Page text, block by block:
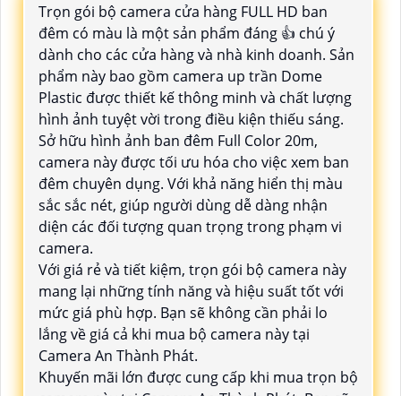
Trọn gói bộ camera cửa hàng FULL HD ban
đêm có màu là một sản phẩm đáng 👍 chú ý
dành cho các cửa hàng và nhà kinh doanh. Sản
phẩm này bao gồm camera up trần Dome
Plastic được thiết kế thông minh và chất lượng
hình ảnh tuyệt vời trong điều kiện thiếu sáng.
Sở hữu hình ảnh ban đêm Full Color 20m,
camera này được tối ưu hóa cho việc xem ban
đêm chuyên dụng. Với khả năng hiển thị màu
sắc sắc nét, giúp người dùng dễ dàng nhận
diện các đối tượng quan trọng trong phạm vi
camera.
Với giá rẻ và tiết kiệm, trọn gói bộ camera này
mang lại những tính năng và hiệu suất tốt với
mức giá phù hợp. Bạn sẽ không cần phải lo
lắng về giá cả khi mua bộ camera này tại
Camera An Thành Phát.
Khuyến mãi lớn được cung cấp khi mua trọn bộ